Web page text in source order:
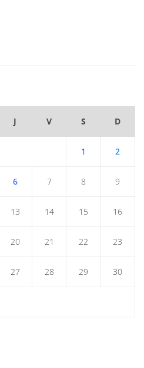
J V S D
1 2
6 7 8 9
13 14 15 16
20 21 22 23
27 28 29 30